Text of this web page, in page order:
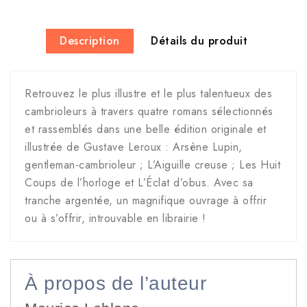
Description Détails du produit
Retrouvez le plus illustre et le plus talentueux des
cambrioleurs à travers quatre romans sélectionnés
et rassemblés dans une belle édition originale et
illustrée de Gustave Leroux : Arsène Lupin,
gentleman-cambrioleur ; L’Aiguille creuse ; Les Huit
Coups de l’horloge et L’Éclat d’obus. Avec sa
tranche argentée, un magnifique ouvrage à offrir
ou à s’offrir, introuvable en librairie !
À propos de l’auteur